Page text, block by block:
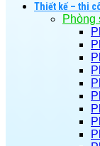
Thiết kế – thi
Phòng